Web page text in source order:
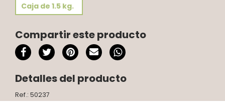
Caja de 1.5 kg.
Compartir este producto
Detalles del producto
Ref.: 50237